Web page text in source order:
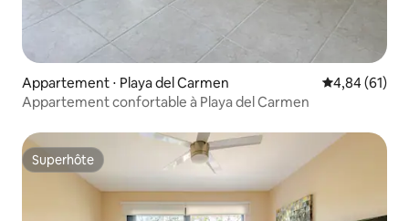
Appartement ⋅ Playa del Carmen Évaluation
4,84 (61)
Appartement confortable à Playa del Carmen
Superhôte
Superhôte